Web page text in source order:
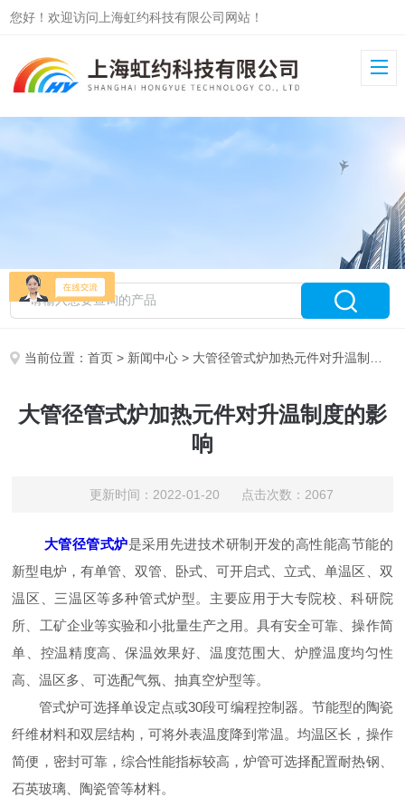
您好！欢迎访问上海虹约科技有限公司网站！
当前位置：首页 > 新闻中心 > 大管径管式炉加热元件对升温制度的影响
大管径管式炉加热元件对升温制度的影
响
更新时间：2022-01-20 点击次数：2067
大管径管式炉是采用先进技术研制开发的高性能高节能的
新型电炉，有单管、双管、卧式、可开启式、立式、单温区、双
温区、三温区等多种管式炉型。主要应用于大专院校、科研院
所、工矿企业等实验和小批量生产之用。具有安全可靠、操作简
单、控温精度高、保温效果好、温度范围大、炉膛温度均匀性
高、温区多、可选配气氛、抽真空炉型等。
管式炉可选择单设定点或30段可编程控制器。节能型的陶瓷
纤维材料和双层结构，可将外表温度降到常温。均温区长，操作
简便，密封可靠，综合性能指标较高，炉管可选择配置耐热钢、
石英玻璃、陶瓷管等材料。